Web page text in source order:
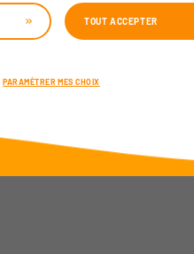
TOUT ACCEPTER
PARAMÈTRER MES CHOIX